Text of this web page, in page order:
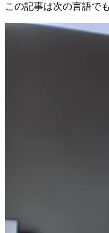
この記事は次の言語で